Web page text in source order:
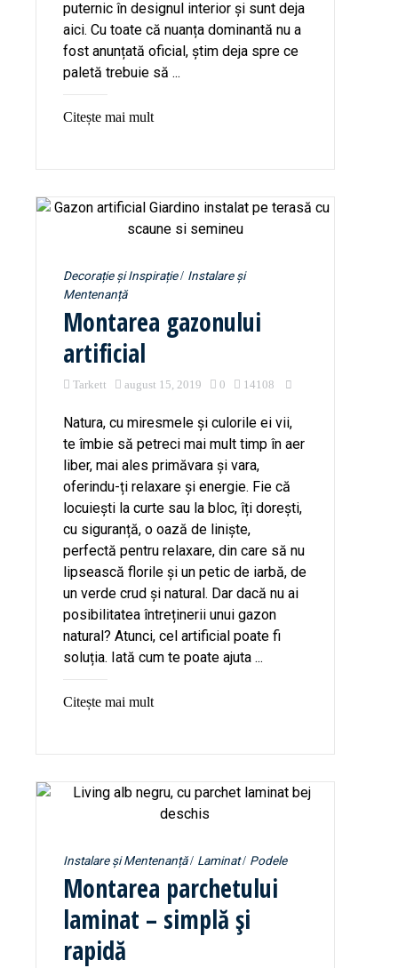
puternic în designul interior și sunt deja
aici. Cu toate că nuanța dominantă nu a
fost anunțată oficial, știm deja spre ce
paletă trebuie să ...
Citește mai mult
Decorație și Inspirație
Instalare și
Mentenanță
Montarea gazonului
artificial
Tarkett august 15, 2019 0 14108
Natura, cu miresmele și culorile ei vii,
te îmbie să petreci mai mult timp în aer
liber, mai ales primăvara și vara,
oferindu-ți relaxare și energie. Fie că
locuiești la curte sau la bloc, îți dorești,
cu siguranță, o oază de liniște,
perfectă pentru relaxare, din care să nu
lipsească florile și un petic de iarbă, de
un verde crud și natural. Dar dacă nu ai
posibilitatea întreținerii unui gazon
natural? Atunci, cel artificial poate fi
soluția. Iată cum te poate ajuta ...
Citește mai mult
Instalare și Mentenanță Laminat Podele
Montarea parchetului
laminat – simplă și
rapidă